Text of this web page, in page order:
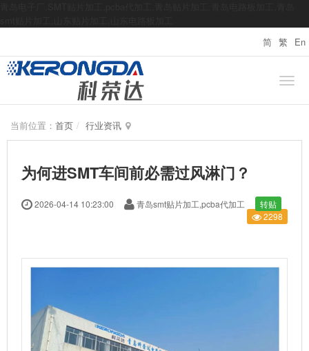
简 繁 En
当前位置： 首页 行业资讯
为何进SMT车间前必需过风淋门？
2026-04-14 10:23:00 青岛smt贴片加工,pcba代加工
转贴
2298